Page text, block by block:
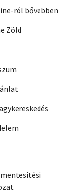
ról bővebben
Zöld